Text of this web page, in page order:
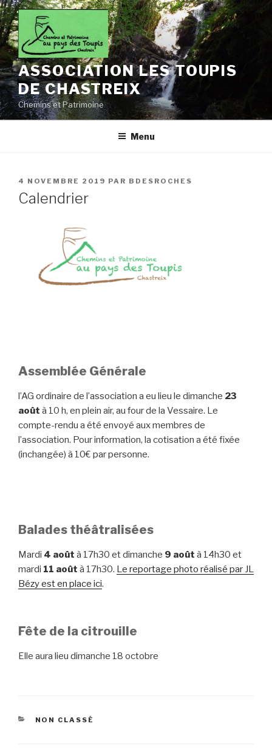
Aller
au
contenu
principal
ASSOCIATION LES TOUPIS
DE CHASTREIX
Chemins et Patrimoine
Menu
PUBLIÉ
LE
4 NOVEMBRE 2019 PAR BDESROCHES
Calendrier
Assemblée Générale
l’AG ordinaire de l’association a eu lieu le dimanche 23
août à 10 h, en plein air, au four de la Vessaire. Le
compte-rendu a été envoyé aux membres de
l’association. Pour information, la cotisation a été fixée
(inchangée) à 10€ par personne.
Balades théâtralisées
Mardi 4 août à 17h30 et dimanche 9 août à 14h30 et
mardi 11 août à 17h30. Le reportage photo réalisé par JL
Bézy est en place ici.
Fête de la citrouille
Elle aura lieu dimanche 18 octobre
CATÉGORIES
NON CLASSÉ